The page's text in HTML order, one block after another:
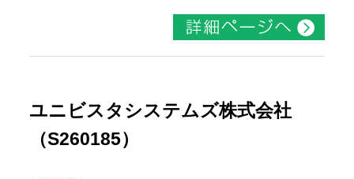
ユニビスタシステムズ株式会社
（S260185）